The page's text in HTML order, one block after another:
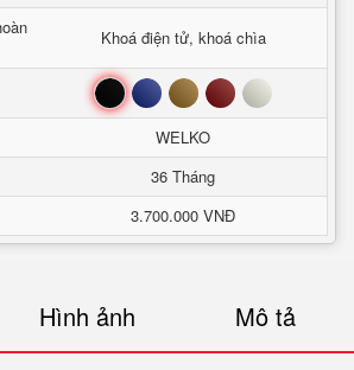
Khoá điện tử, khoá chìa
Đen Xanh Nâu Đỏ Trắng
WELKO
36 Tháng
3.700.000 VNĐ
Hình ảnh Mô tả